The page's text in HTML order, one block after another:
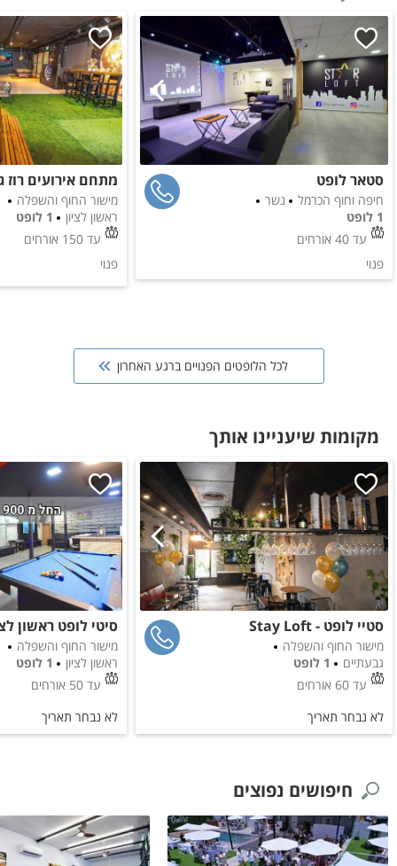
סטאר לופט
חיפה וחוף הכרמל
נשר
1 לופט
עד 40 אורחים
פנוי
מישור החוף והשפלה
ראשון לציון
1 לופט
עד 150 אורחים
פנוי
לכל הלופטים הפנויים ברגע האחרון
מקומות שיעניינו אותך
סטיי לופט - Stay Loft
מישור החוף והשפלה
גבעתיים
1 לופט
עד 60 אורחים
לא נבחר תאריך
סיטי לופט ראשון
מישור החוף והשפלה
ראשון לציון
1 לופט
עד 50 אורחים
לא נבחר תאריך
חיפושים נפוצים